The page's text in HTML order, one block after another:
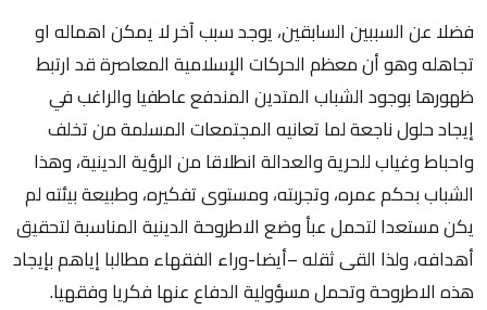
فضلا عن السببين السابقين، يوجد سبب آخر لا يمكن اهماله او
تجاهله وهو أن معظم الحركات الإسلامية المعاصرة قد ارتبط
ظهورها بوجود الشباب المتدين المندفع عاطفيا والراغب في
إيجاد حلول ناجعة لما تعانيه المجتمعات المسلمة من تخلف
واحباط وغياب للحرية والعدالة انطلاقا من الرؤية الدينية، وهذا
الشباب بحكم عمره، وتجربته، ومستوى تفكيره، وطبيعة بيئته لم
يكن مستعدا لتحمل عبأ وضع الاطروحة الدينية المناسبة لتحقيق
أهدافه، ولذا القى ثقله –أيضا-وراء الفقهاء مطالبا إياهم بإيجاد
هذه الاطروحة وتحمل مسؤولية الدفاع عنها فكريا وفقهيا.